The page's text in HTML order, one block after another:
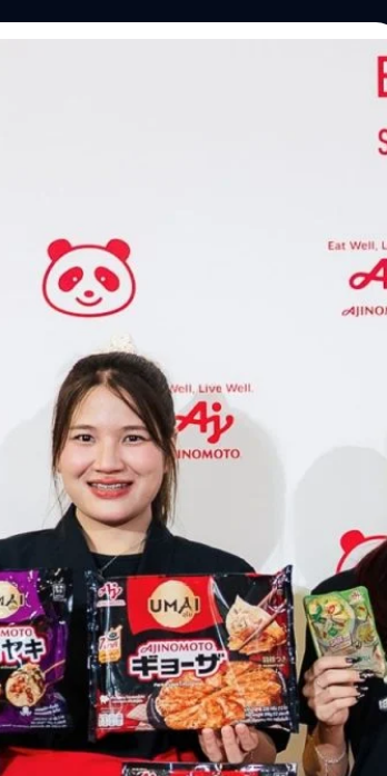
The Heartbeat by “AminoScience” ร่วมเปิดเผย
ขับเคลื่อนด้วยเทคโนโลยีทางอาหาร และข้อมูลพฤติกรรม
Wellness ในประเทศไทย ซึ่งมีมูลค่ามากกว่า 1.5 ล้านล้าน
วมในประเทศ (GDP) กลุ่มธุรกิจเทคโนโลยีและองค์
ยหลักNutrition & Well-beingAminoScience (การใช้